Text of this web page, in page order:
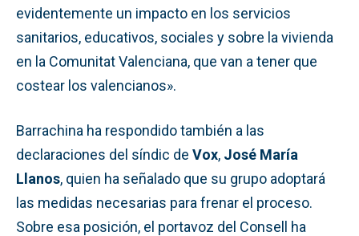
evidentemente un impacto en los servicios
sanitarios, educativos, sociales y sobre la vivienda
en la Comunitat Valenciana, que van a tener que
costear los valencianos».
Barrachina ha respondido también a las
declaraciones del síndic de Vox, José María
Llanos, quien ha señalado que su grupo adoptará
las medidas necesarias para frenar el proceso.
Sobre esa posición, el portavoz del Consell ha